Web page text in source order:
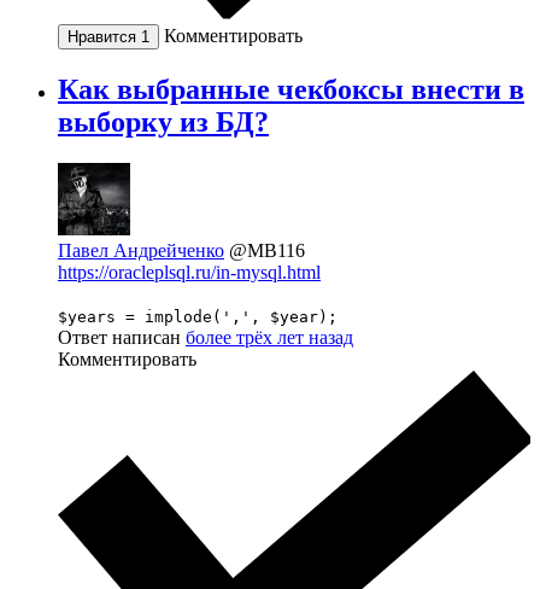
Нравится 1 Комментировать
Как выбранные чекбоксы внести в
выборку из БД?
Павел Андрейченко @MB116
https://oracleplsql.ru/in-mysql.html
$years = implode(',', $year);
Ответ написан более трёх лет назад
Комментировать